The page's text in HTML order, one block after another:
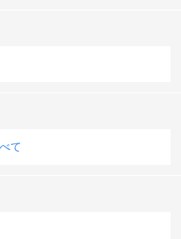
て